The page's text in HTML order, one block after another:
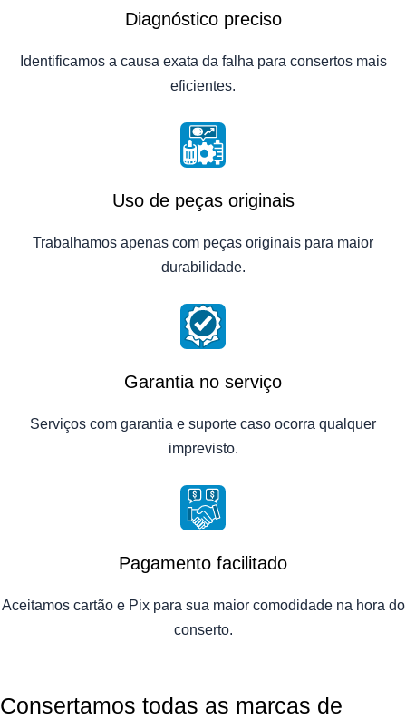
Diagnóstico preciso
Identificamos a causa exata da falha para consertos mais
eficientes.
Uso de peças originais
Trabalhamos apenas com peças originais para maior
durabilidade.
Garantia no serviço
Serviços com garantia e suporte caso ocorra qualquer
imprevisto.
Pagamento facilitado
Aceitamos cartão e Pix para sua maior comodidade na hora do
conserto.
Consertamos todas as marcas de